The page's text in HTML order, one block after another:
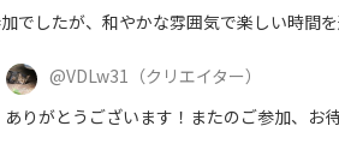
でしたが、和やかな雰囲気で楽しい時間
@VDLw31 （クリエイター）
ありがとうございます！またのご参加、お